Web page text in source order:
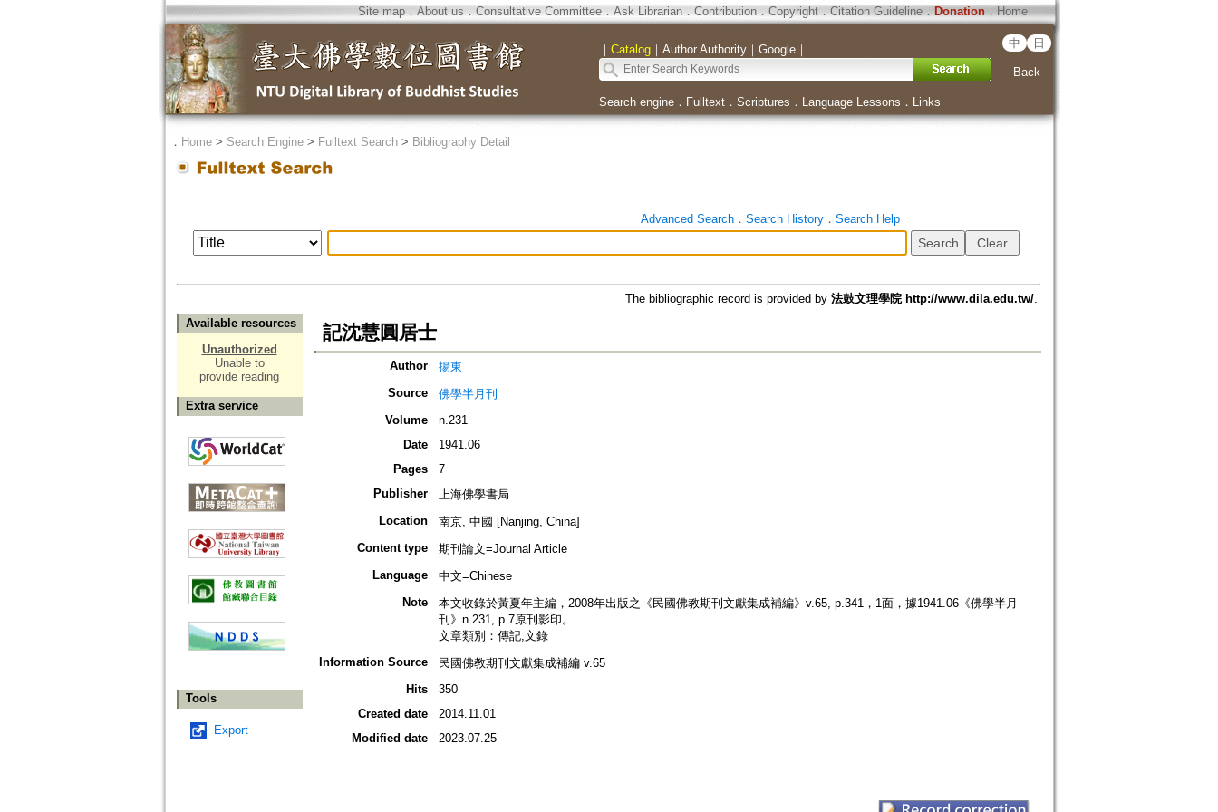
Site map．About us ． Consultative Committee． Ask Librarian． Contribution．Copyright．Citation Guideline． Donation．Home
｜ Catalog｜ Author Authority｜ Google｜ 中 日
Back
Search engine． Fulltext． Scriptures ． Language Lessons ． Links
． Home> Search Engine> Fulltext Search> Bibliography Detail
Advanced Search． Search History． Search Help
The bibliographic record is provided by 法鼓文理學院 http://www.dila.edu.tw/.
Available resources
Unauthorized
Unable to
provide reading
Extra service
Tools
Export
記沈慧圓居士
Author
揚東
Source
佛學半月刊
Volume
n.231
Date
1941.06
Pages
7
Publisher
上海佛學書局
Location
南京, 中國 [Nanjing, China]
Content type
期刊論文=Journal Article
Language
中文=Chinese
Note
本文收錄於黃夏年主編，2008年出版之《民國佛教期刊文獻集成補編》v.65, p.341，1面，據1941.06《佛學半月
刊》n.231, p.7原刊影印。
文章類別：傳記,文錄
Information Source
民國佛教期刊文獻集成補編 v.65
Hits
350
Created date
2014.11.01
Modified date
2023.07.25